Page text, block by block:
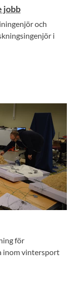
jobb
och
i
för
inom vintersport